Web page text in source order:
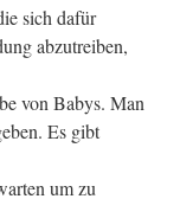
sich dafür
abzutreiben,
von Babys. Man
Es gibt
um zu